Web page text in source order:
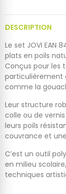
DESCRIPTION
Le set JOVI EAN
plats en poils
Conçus pour les
particulièrement
comme la
Leur structure
colle ou de
leurs poils
couvrance et
C’est un outil
en milieu
techniques